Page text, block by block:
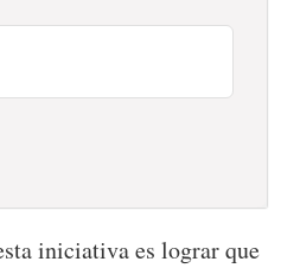
iniciativa es lograr que